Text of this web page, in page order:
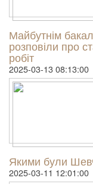
Майбутнім
розповіли про
робіт
2025-03-13 08:13:00
Якими були
2025-03-11 12:01:00